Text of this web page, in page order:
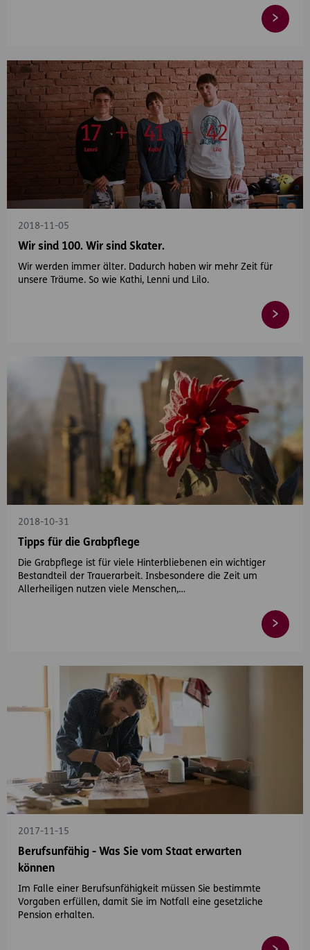
2018-11-05
Wir sind 100. Wir sind Skater.
Wir werden immer älter. Dadurch haben wir mehr Zeit für
unsere Träume. So wie Kathi, Lenni und Lilo.
2018-10-31
Tipps für die Grabpflege
Die Grabpflege ist für viele Hinterbliebenen ein wichtiger
Bestandteil der Trauerarbeit. Insbesondere die Zeit um
Allerheiligen nutzen viele Menschen,…
2017-11-15
Berufsunfähig - Was Sie vom Staat erwarten
können
Im Falle einer Berufsunfähigkeit müssen Sie bestimmte
Vorgaben erfüllen, damit Sie im Notfall eine gesetzliche
Pension erhalten.